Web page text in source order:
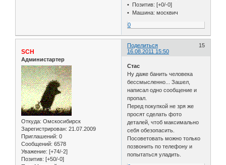
• Позитив: [+0/-0]
• Машина: москвич
0
Поделиться
15
16.08.2011 15:50
SCH
Администартер
Откуда: Омскосибирск
Зарегистрирован: 21.07.2009
Приглашений: 0
Сообщений: 6578
Уважение: [+74/-2]
Позитив: [+50/-0]
Стас
Ну даже банить человека
бессмысленно... Зашел,
написал одно сообщение и
пропал.
Перед покупкой не зря же
просят сделать фото
деталей, чтоб максимально
себя обезопасить.
Посоветовать можно только
позвонить по телефону и
попытаться уладить.